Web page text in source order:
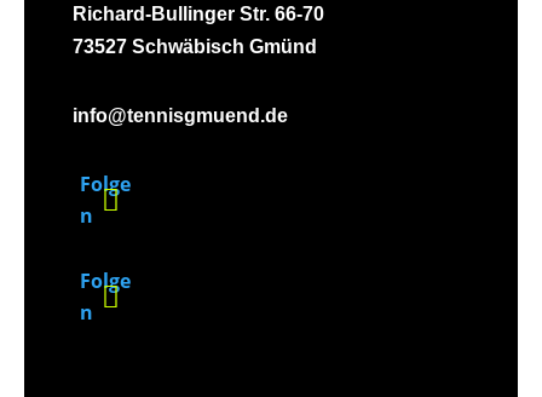
Richard-Bullinger Str. 66-70
73527 Schwäbisch Gmünd
info@tennisgmuend.de
Folge
n
Folge
n